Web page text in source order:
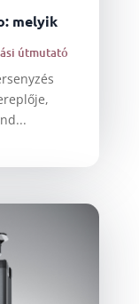
melyik
útmutató